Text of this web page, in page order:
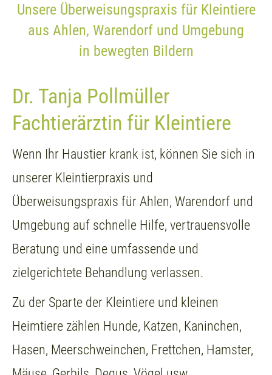
Unsere Überweisungspraxis für Kleintiere
aus Ahlen, Warendorf und Umgebung
in bewegten Bildern
Dr. Tanja Pollmüller
Fachtierärztin für Kleintiere
Wenn Ihr Haustier krank ist, können Sie sich in
unserer Kleintierpraxis und
Überweisungspraxis für Ahlen, Warendorf und
Umgebung auf schnelle Hilfe, vertrauensvolle
Beratung und eine umfassende und
zielgerichtete Behandlung verlassen.
Zu der Sparte der Kleintiere und kleinen
Heimtiere zählen Hunde, Katzen, Kaninchen,
Hasen, Meerschweinchen, Frettchen, Hamster,